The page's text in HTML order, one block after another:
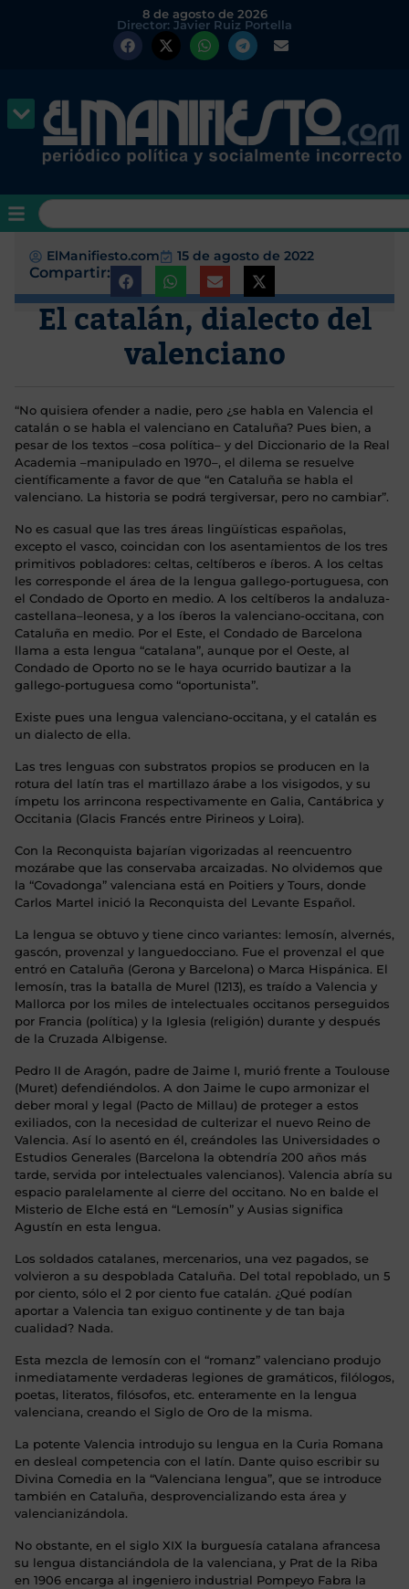
8 de agosto de 2026
Director: Javier Ruiz Portella
ElManifiesto.com 15 de agosto de 2022
Compartir:
El catalán, dialecto del
valenciano
“No quisiera ofender a nadie, pero ¿se habla en Valencia el
catalán o se habla el valenciano en Cataluña? Pues bien, a
pesar de los textos –cosa política– y del Diccionario de la Real
Academia –manipulado en 1970–, el dilema se resuelve
científicamente a favor de que “en Cataluña se habla el
valenciano. La historia se podrá tergiversar, pero no cambiar”.
No es casual que las tres áreas lingüísticas españolas,
excepto el vasco, coincidan con los asentamientos de los tres
primitivos pobladores: celtas, celtíberos e íberos. A los celtas
les corresponde el área de la lengua gallego-portuguesa, con
el Condado de Oporto en medio. A los celtíberos la andaluza-
castellana–leonesa, y a los íberos la valenciano-occitana, con
Cataluña en medio. Por el Este, el Condado de Barcelona
llama a esta lengua “catalana”, aunque por el Oeste, al
Condado de Oporto no se le haya ocurrido bautizar a la
gallego-portuguesa como “oportunista”.
Existe pues una lengua valenciano-occitana, y el catalán es
un dialecto de ella.
Las tres lenguas con substratos propios se producen en la
rotura del latín tras el martillazo árabe a los visigodos, y su
ímpetu los arrincona respectivamente en Galia, Cantábrica y
Occitania (Glacis Francés entre Pirineos y Loira).
Con la Reconquista bajarían vigorizadas al reencuentro
mozárabe que las conservaba arcaizadas. No olvidemos que
la “Covadonga” valenciana está en Poitiers y Tours, donde
Carlos Martel inició la Reconquista del Levante Español.
La lengua se obtuvo y tiene cinco variantes: lemosín, alvernés,
gascón, provenzal y languedocciano. Fue el provenzal el que
entró en Cataluña (Gerona y Barcelona) o Marca Hispánica. El
lemosín, tras la batalla de Murel (1213), es traído a Valencia y
Mallorca por los miles de intelectuales occitanos perseguidos
por Francia (política) y la Iglesia (religión) durante y después
de la Cruzada Albigense.
Pedro II de Aragón, padre de Jaime I, murió frente a Toulouse
(Muret) defendiéndolos. A don Jaime le cupo armonizar el
deber moral y legal (Pacto de Millau) de proteger a estos
exiliados, con la necesidad de culterizar el nuevo Reino de
Valencia. Así lo asentó en él, creándoles las Universidades o
Estudios Generales (Barcelona la obtendría 200 años más
tarde, servida por intelectuales valencianos). Valencia abría su
espacio paralelamente al cierre del occitano. No en balde el
Misterio de Elche está en “Lemosín” y Ausias significa
Agustín en esta lengua.
Los soldados catalanes, mercenarios, una vez pagados, se
volvieron a su despoblada Cataluña. Del total repoblado, un 5
por ciento, sólo el 2 por ciento fue catalán. ¿Qué podían
aportar a Valencia tan exiguo continente y de tan baja
cualidad? Nada.
Esta mezcla de lemosín con el “romanz” valenciano produjo
inmediatamente verdaderas legiones de gramáticos, filólogos,
poetas, literatos, filósofos, etc. enteramente en la lengua
valenciana, creando el Siglo de Oro de la misma.
La potente Valencia introdujo su lengua en la Curia Romana
en desleal competencia con el latín. Dante quiso escribir su
Divina Comedia en la “Valenciana lengua”, que se introduce
también en Cataluña, desprovencializando esta área y
valencianizándola.
No obstante, en el siglo XIX la burguesía catalana afrancesa
su lengua distanciándola de la valenciana, y Prat de la Riba
en 1906 encarga al ingeniero industrial Pompeyo Fabra la